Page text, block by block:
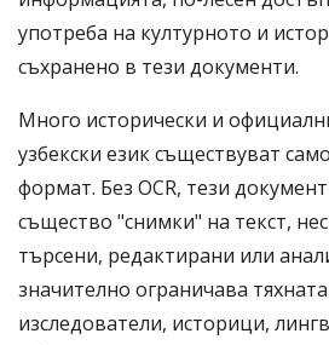
употреба на културното и
съхранено в тези документи.
Много исторически и
узбекски език съществуват
формат. Без OCR, тези
същество "снимки" на текст,
търсени, редактирани или
значително ограничава
изследователи, историци,